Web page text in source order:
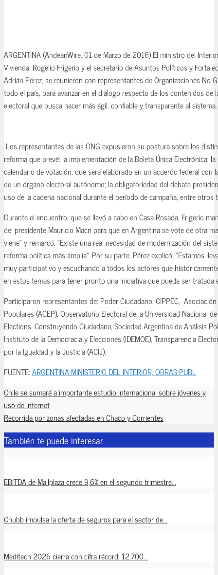
ARGENTINA (AndeanWire, 01 de Marzo de 2016) El ministro del
Vivienda, Rogelio Frigerio y el secretario de Asuntos Políticos y
Adrián Pérez, se reunieron con representantes de Organizaciones No
todo el país, para avanzar en el diálogo respecto de los contenidos de
electoral que busca hacer más ágil, confiable y transparente al sistema.
Los representantes de las ONG expusieron su postura sobre los
reforma que prevé: la implementación de la Boleta Única Electrónica;
calendario de votación, que será elaborado en un acuerdo federal con
de un órgano electoral autónomo; la obligatoriedad del debate
uso de la cadena nacional durante el período de campaña, entre otros
Durante el encuentro, que se llevó a cabo en Casa Rosada, Frigerio
del presidente Mauricio Macri para que en Argentina se vote de otra
viene” y remarcó: “Existe una real necesidad de modernización del
reforma política más amplia”. Por su parte, Pérez explicó: “Estamos
muy participativo y escuchando a todos los actores que
en estos temas para tener pronto una iniciativa que pueda ser tratada
Participaron representantes de: Poder Ciudadano, CIPPEC,
Populares (ACEP), Observatorio Electoral de la Universidad Nacional
Elections, Construyendo Ciudadana, Sociedad Argentina de Análisis
Instituto de la Democracia y Elecciones (IDEMOE), Transparencia
por la Igualdad y la Justicia (ACIJ).
FUENTE:ARGENTINA-MINISTERIO DEL INTERIOR, OBRAS PUBL
Chile se sumará a importante estudio internacional sobre jóvenes y
uso de internet
Recorrida por zonas afectadas en Chaco y Corrientes
También te puede interesar
EBITDA de Mallplaza crece 9,6% en el segundo trimestre...
Chubb impulsa la oferta de seguros para el sector de...
Meditech 2026 cierra con cifra récord: 12.700...